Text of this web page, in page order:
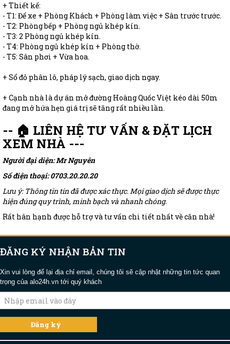
+ Thiết kế:
- T1: Để xe + Phòng Khách + Phòng làm việc + Sân trước trước.
- T2: Phòng bếp + Phòng ngủ khép kín.
- T3: 2 Phòng ngủ khép kín.
- T4: Phòng ngủ khép kín + Phòng thờ.
- T5: Sân phơi + Vừa hoa.
+ Sổ đỏ phân lô, pháp lý sạch, giao dịch ngay.
+ Cạnh nhà là dự án mở đường Hoàng Quốc Việt kéo dài 50m
đang mở hứa hẹn giá trị sẽ tăng rất nhiều lần.
-- 🏠 LIÊN HỆ TƯ VẤN & ĐẶT LỊCH
XEM NHÀ ---
Người đại diện: Mr Nguyên
Số điện thoại: 0703.20.20.20
Lưu ý: Thông tin tin đã được xác thực. Mọi giao dịch sẽ được thực
hiện đúng quy trình, minh bạch và nhanh chóng.
Rất hân hạnh được hỗ trợ và tư vấn chi tiết nhất về căn nhà!
ĐĂNG KÝ NHẬN BẢN TIN
Xin vui lòng để lại địa chỉ email, chúng tôi sẽ cập nhật những tin tức quan
trọng của alo24h.vn tới quý khách